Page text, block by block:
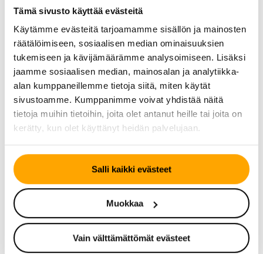
Tämä sivusto käyttää evästeitä
Käytämme evästeitä tarjoamamme sisällön ja mainosten
räätälöimiseen, sosiaalisen median ominaisuuksien
tukemiseen ja kävijämäärämme analysoimiseen. Lisäksi
jaamme sosiaalisen median, mainosalan ja analytiikka-
alan kumppaneillemme tietoja siitä, miten käytät
sivustoamme. Kumppanimme voivat yhdistää näitä
tietoja muihin tietoihin, joita olet antanut heille tai joita on
kerätty, kun olet käyttänyt heidän palvelujaan.
Salli kaikki evästeet
Muokkaa
Vain välttämättömät evästeet
tarvittaessa ratkaisuja, jotka parantavat pitoa jäisissä
Jos ajat paljon talvella, kysy meiltä sopiva kokonaisuus
mönkijän renkaisiin käyttöösi.
Mönkijän rengaskoot
Mönkijöiden rengasmerkinnät ilmoitetaan muodossa:
renkaan kokonaiskorkeus x renkaan leveys x vanteen
koko. Esimerkiksi merkintä 25×8-12 tarkoittaa 25
tuuman halkaisijaa, 8 tuuman leveyttä ja 12 tuuman
vannekokoa. Mikäli vannekoon yhteydessä on R-kirjain,
kyseessä on vyörengas eli radiaalirengas.
ATV-renkaissa yleisiä merkintöjä ovat esimerkiksi:
26×9-12 ,27×12-14
(halkaisija x leveys x